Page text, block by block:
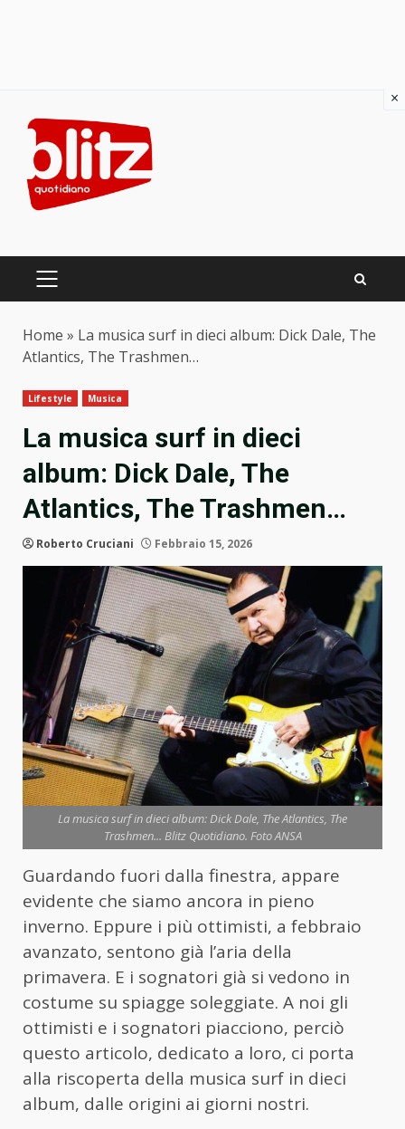
content
PRIMARY
Home » La musica surf in dieci album: Dick Dale, The
Atlantics, The Trashmen…
Lifestyle Musica
La musica surf in dieci
album: Dick Dale, The
Atlantics, The Trashmen…
Roberto Cruciani Febbraio 15, 2026
La musica surf in dieci album: Dick Dale, The Atlantics, The
Trashmen... Blitz Quotidiano. Foto ANSA
Guardando fuori dalla finestra, appare
evidente che siamo ancora in pieno
inverno. Eppure i più ottimisti, a febbraio
avanzato, sentono già l’aria della
primavera. E i sognatori già si vedono in
costume su spiagge soleggiate. A noi gli
ottimisti e i sognatori piacciono, perciò
questo articolo, dedicato a loro, ci porta
alla riscoperta della musica surf in dieci
album, dalle origini ai giorni nostri.
×